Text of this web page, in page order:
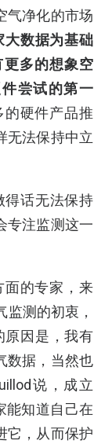
气净化的市场
数据为基础
多的想象空
尝试的第一
的硬件产品推
无法保持中立
得话无法保持
专注监测这一
面的专家，来
测的初衷，
原因是，我有
数据，当然也
说，成立
能知道自己在
它，从而保护